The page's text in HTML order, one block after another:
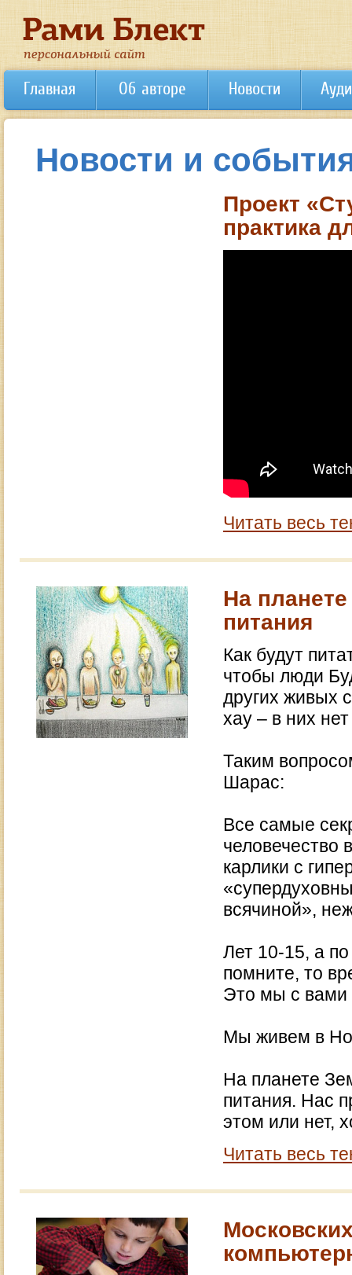
Главная Об авторе Новости
Новости и
Проект
практика
Читать весь
На
питания
Как будут
чтобы люди
других живых
хау – в них
Таким
Шарас:
Все самые
человечество
карлики с
всячиной»,
Лет 10-15, а
помните, то
Это мы с вами
Мы живем в
На планете
питания. Нас
этом или нет,
Читать весь